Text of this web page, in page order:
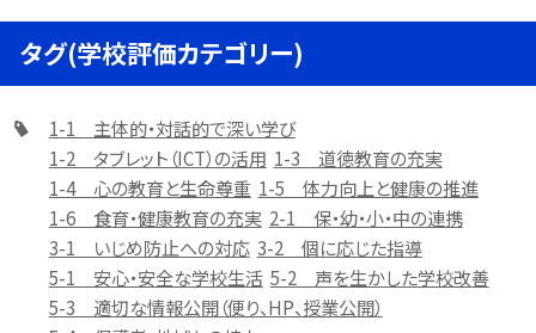
タグ(学校評価カテゴリー)
1-1 主体的・対話的で深い学び
1-2 タブレット（ICT）の活用 1-3 道徳教育の充実
1-4 心の教育と生命尊重 1-5 体力向上と健康の推進
1-6 食育・健康教育の充実 2-1 保・幼・小・中の連携
3-1 いじめ防止への対応 3-2 個に応じた指導
5-1 安心・安全な学校生活 5-2 声を生かした学校改善
5-3 適切な情報公開（便り、HP、授業公開）